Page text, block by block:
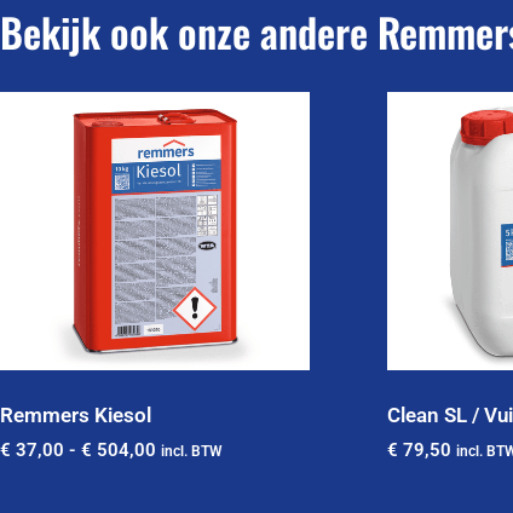
Bekijk ook onze andere
Remmers Kiesol
€ 37,00 - € 504,00 incl. BTW
Clean SL /
€ 79,50 incl.